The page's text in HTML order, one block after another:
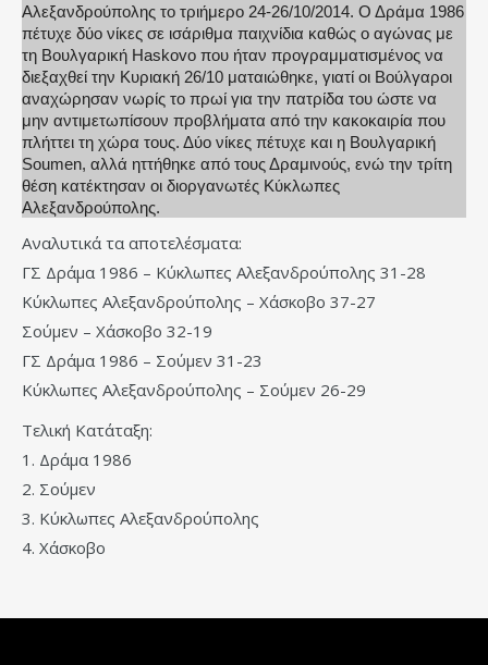
Αλεξανδρούπολης το τριήμερο 24-26/10/2014. Ο Δράμα 1986
πέτυχε δύο νίκες σε ισάριθμα παιχνίδια καθώς ο αγώνας με
τη Βουλγαρική Haskovo που ήταν προγραμματισμένος να
διεξαχθεί την Κυριακή 26/10 ματαιώθηκε, γιατί οι Βούλγαροι
αναχώρησαν νωρίς το πρωί για την πατρίδα του ώστε να
μην αντιμετωπίσουν προβλήματα από την κακοκαιρία που
πλήττει τη χώρα τους. Δύο νίκες πέτυχε και η Βουλγαρική
Soumen, αλλά ηττήθηκε από τους Δραμινούς, ενώ την τρίτη
θέση κατέκτησαν οι διοργανωτές Κύκλωπες
Αλεξανδρούπολης.
Αναλυτικά τα αποτελέσματα:
ΓΣ Δράμα 1986 – Κύκλωπες Αλεξανδρούπολης 31-28
Κύκλωπες Αλεξανδρούπολης – Χάσκοβο 37-27
Σούμεν – Χάσκοβο 32-19
ΓΣ Δράμα 1986 – Σούμεν 31-23
Κύκλωπες Αλεξανδρούπολης – Σούμεν 26-29
Τελική Κατάταξη:
1. Δράμα 1986
2. Σούμεν
3. Κύκλωπες Αλεξανδρούπολης
4. Χάσκοβο